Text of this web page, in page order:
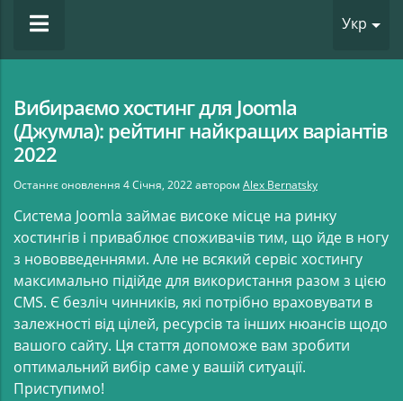
Укр
Вибираємо хостинг для Joomla
(Джумла): рейтинг найкращих варіантів
2022
Останнє оновлення 4 Січня, 2022автором Alex Bernatsky
Система Joomla займає високе місце на ринку
хостингів і приваблює споживачів тим, що йде в ногу
з нововведеннями. Але не всякий сервіс хостингу
максимально підійде для використання разом з цією
CMS. Є безліч чинників, які потрібно враховувати в
залежності від цілей, ресурсів та інших нюансів щодо
вашого сайту. Ця стаття допоможе вам зробити
оптимальний вибір саме у вашій ситуації.
Приступимо!